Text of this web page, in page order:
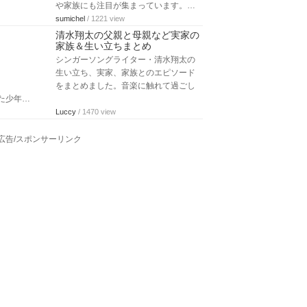
や家族にも注目が集まっています。…
sumichel / 1221 view
清水翔太の父親と母親など実家の
家族＆生い立ちまとめ
シンガーソングライター・清水翔太の
生い立ち、実家、家族とのエピソード
をまとめました。音楽に触れて過ごし
少年…
Luccy / 1470 view
告/スポンサーリンク